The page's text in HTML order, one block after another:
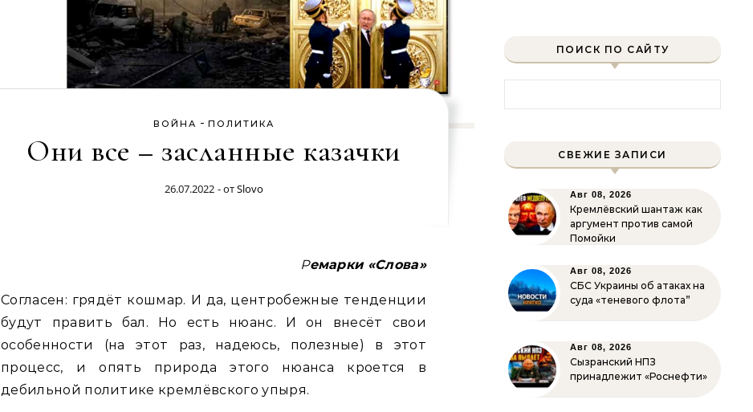
ВОЙНА - ПОЛИТИКА
Они все – засланные казачки
26.07.2022 - отSlovo
Ремарки «Слова»
Согласен: грядёт кошмар. И да, центробежные тенденции
будут править бал. Но есть нюанс. И он внесёт свои
особенности (на этот раз, надеюсь, полезные) в этот
процесс, и опять природа этого нюанса кроется в
дебильной политике кремлёвского упыря.
ПОИСК ПО САЙТУ
СВЕЖИЕ ЗАПИСИ
Авг 08, 2026
Кремлёвский шантаж как
аргумент против самой
Помойки
Авг 08, 2026
СБС Украины об атаках на
суда «теневого флота”
Авг 08, 2026
Сызранский НПЗ
принадлежит «Роснефти»